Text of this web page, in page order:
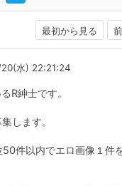
最初から見る
20(水) 22:21:24
R紳士です。
します。
50件以内でエロ画像１件